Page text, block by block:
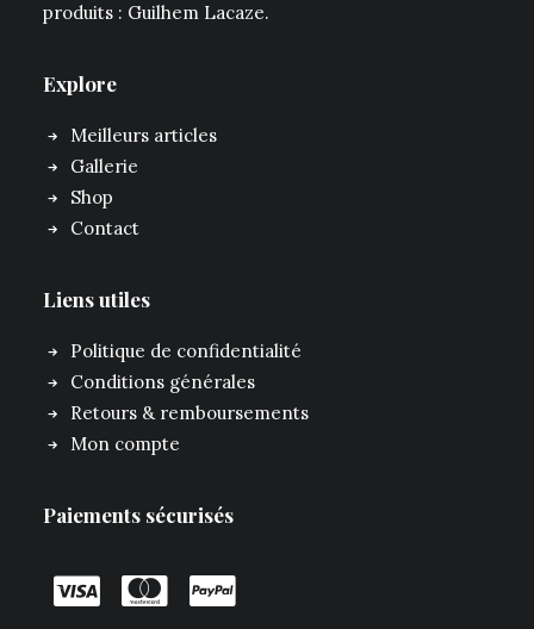
produits : Guilhem Lacaze.
Explore
Meilleurs articles
Gallerie
Shop
Contact
Liens utiles
Politique de confidentialité
Conditions générales
Retours & remboursements
Mon compte
Paiements sécurisés